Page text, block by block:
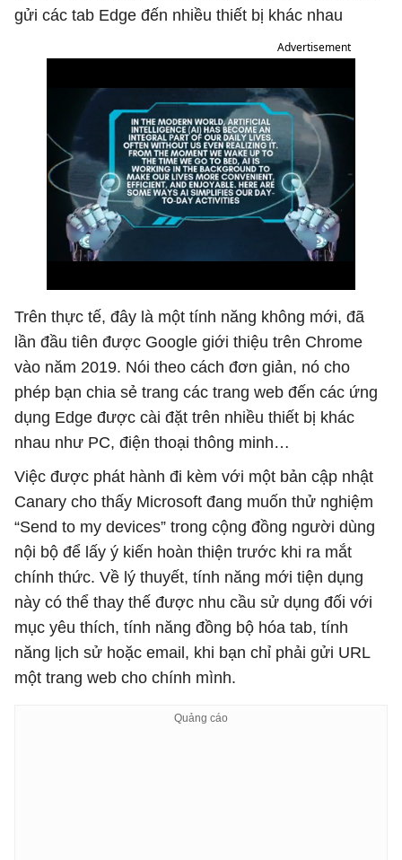
gửi các tab Edge đến nhiều thiết bị khác nhau
Advertisement
Trên thực tế, đây là một tính năng không mới, đã
lần đầu tiên được Google giới thiệu trên Chrome
vào năm 2019. Nói theo cách đơn giản, nó cho
phép bạn chia sẻ trang các trang web đến các ứng
dụng Edge được cài đặt trên nhiều thiết bị khác
nhau như PC, điện thoại thông minh…
Việc được phát hành đi kèm với một bản cập nhật
Canary cho thấy Microsoft đang muốn thử nghiệm
“Send to my devices” trong cộng đồng người dùng
nội bộ để lấy ý kiến hoàn thiện trước khi ra mắt
chính thức. Về lý thuyết, tính năng mới tiện dụng
này có thể thay thế được nhu cầu sử dụng đối với
mục yêu thích, tính năng đồng bộ hóa tab, tính
năng lịch sử hoặc email, khi bạn chỉ phải gửi URL
một trang web cho chính mình.